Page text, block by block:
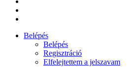
Belépés
Belépés
Regisztráció
Elfelejtettem a jelszavam